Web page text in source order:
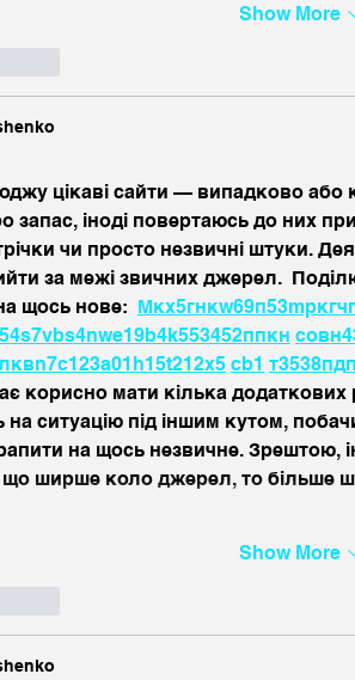
Show More
цікаві сайти — випадково або
запас, іноді повертаюсь до них
чи просто незвичні штуки.
за межі звичних джерел.
щось нове: Мкх5гнкw69п53mpкгчг
54s7vbs4nwe19b4k553452ппкн совн
квn7c123a01 h15t212x5 cb1 т3538пд
корисно мати кілька додаткових
на ситуацію під іншим кутом,
на щось незвичне. Зрештою,
і що ширше коло джерел, то більше
Show More